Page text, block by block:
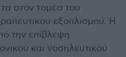
στον τομέα του
εξοπλισμού. Η
την επίβλεψη
και νοσηλευτικού